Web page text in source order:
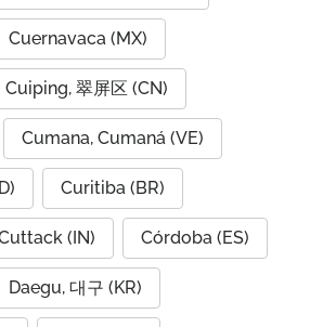
Cuernavaca (MX)
Cuiping, 翠屏区 (CN)
Cumana, Cumaná (VE)
Curitiba (BR)
(IN) Córdoba (ES)
Daegu, 대구 (KR)